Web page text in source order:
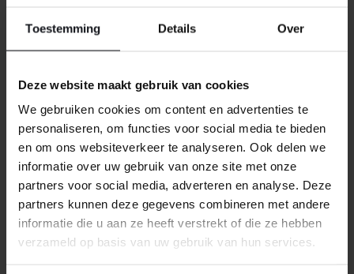
Toestemming Details Over
Deze website maakt gebruik van cookies
We gebruiken cookies om content en advertenties te
personaliseren, om functies voor social media te bieden
en om ons websiteverkeer te analyseren. Ook delen we
informatie over uw gebruik van onze site met onze
partners voor social media, adverteren en analyse. Deze
partners kunnen deze gegevens combineren met andere
informatie die u aan ze heeft verstrekt of die ze hebben
verzameld op basis van uw gebruik van hun services.
Mocht het product beschadigd zijn of is de verpakking
doorberekenen.
GERELATEERDE PRODUCTEN